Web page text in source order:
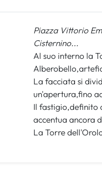
Piazza Vittorio
Cisternino...
Al suo interno la
La facciata si
un'apertura,fino
Il fastigio,definito
accentua ancora
La Torre